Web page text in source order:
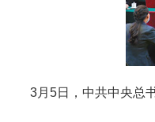
3月5日，中共中央总